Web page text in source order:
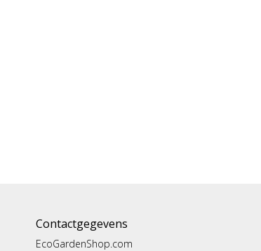
Contactgegevens
EcoGardenShop.com